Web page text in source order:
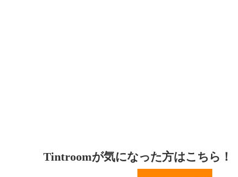
Tintroomが気になった方はこちら！